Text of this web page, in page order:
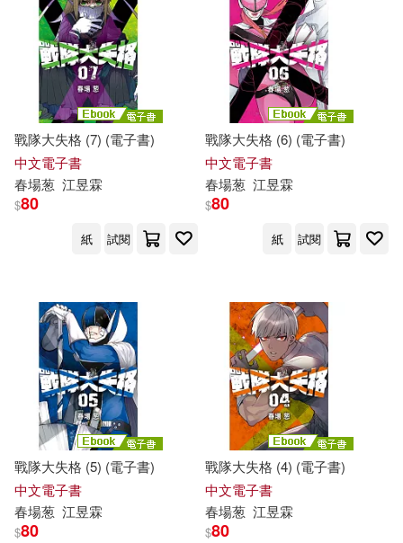
戰隊大失格 (7) (電子書)
中文電子書
春場葱 江昱霖
$80
紙 試閱
戰隊大失格 (6) (電子書)
中文電子書
春場葱 江昱霖
$80
紙 試閱
戰隊大失格 (5) (電子書)
中文電子書
春場葱 江昱霖
$80
戰隊大失格 (4) (電子書)
中文電子書
春場葱 江昱霖
$80